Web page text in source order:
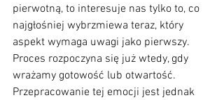
pierwotną, to interesuje nas tylko to, co
najgłośniej wybrzmiewa teraz, który
aspekt wymaga uwagi jako pierwszy.
Proces rozpoczyna się już wtedy, gdy
wrażamy gotowość lub otwartość.
Przepracowanie tej emocji jest jednak